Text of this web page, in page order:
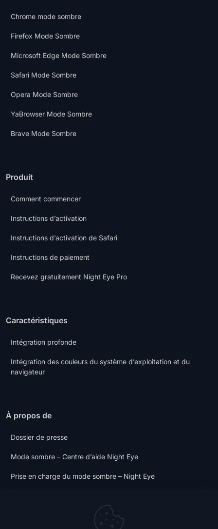
Chrome mode sombre
Firefox Mode Sombre
Microsoft Edge Mode Sombre
Safari Mode Sombre
Opera Mode Sombre
YaBrowser Mode Sombre
Brave Mode Sombre
Produit
Comment commencer
Instructions d’activation
Instructions d’activation de Safari
Instructions de paiement
Recevez gratuitement Night Eye Pro
Caractéristiques
Intégration profonde
Intégration des couleurs du système d’exploitation et du
navigateur
À propos de
Dossier de presse
Mode sombre – Centre d’aide Night Eye
Prise en charge du mode sombre – Night Eye
Conditions générales d’utilisation